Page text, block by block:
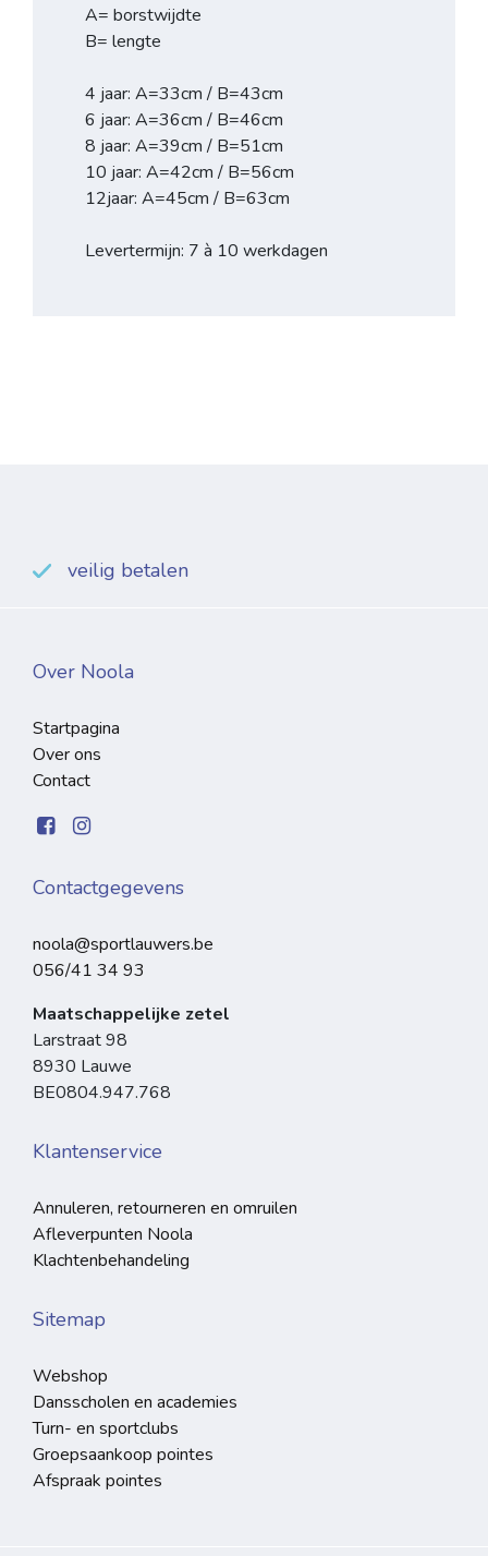
A= borstwijdte
B= lengte
4 jaar: A=33cm / B=43cm
6 jaar: A=36cm / B=46cm
8 jaar: A=39cm / B=51cm
10 jaar: A=42cm / B=56cm
12jaar: A=45cm / B=63cm
Levertermijn: 7 à 10 werkdagen
veilig betalen
Over Noola
Startpagina
Over ons
Contact
Contactgegevens
noola@sportlauwers.be
056/41 34 93
Maatschappelijke zetel
Larstraat 98
8930 Lauwe
BE0804.947.768
Klantenservice
Annuleren, retourneren en omruilen
Afleverpunten Noola
Klachtenbehandeling
Sitemap
Webshop
Dansscholen en academies
Turn- en sportclubs
Groepsaankoop pointes
Afspraak pointes